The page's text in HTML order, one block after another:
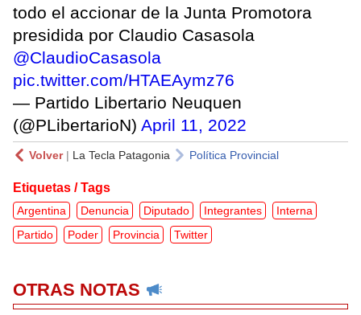
todo el accionar de la Junta Promotora
presidida por Claudio Casasola
@ClaudioCasasola
pic.twitter.com/HTAEAymz76
— Partido Libertario Neuquen
(@PLibertarioN) April 11, 2022
Volver| La Tecla Patagonia Política Provincial
Etiquetas / Tags
Argentina Denuncia Diputado Integrantes
Interna
Partido
Poder Provincia Twitter
OTRAS NOTAS